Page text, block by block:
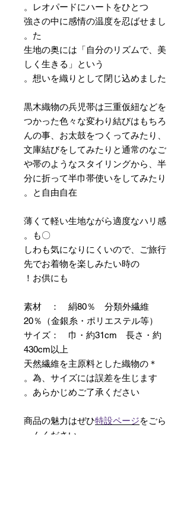
レオパードにハートをひとつ。
強さの中に感情の温度を忍ばせまし
た。
生地の奥には「自分のリズムで、美
しく生きる」という
想いを織りとして閉じ込めました。
黒木織物の兵児帯は三重仮紐などを
つかった色々な変わり結びはもちろ
んの事、お太鼓をつくってみたり、
文庫結びをしてみたりと通常のなご
や帯のようなスタイリングから、半
分に折って半巾帯使いをしてみたり
と自由自在。
薄くて軽い生地ながら適度なハリ感
も〇。
しわも気になりにくいので、ご旅行
先でお着物を楽しみたい時の
お供にも！
素材 ： 絹80％ 分類外繊維
20％（金銀糸・ポリエステル等）
サイズ： 巾・約31cm 長さ・約
430cm以上
＊天然繊維を主原料とした織物の
為、サイズには誤差を生じます。
商品の魅力はぜひ特設ページをごら
んください。